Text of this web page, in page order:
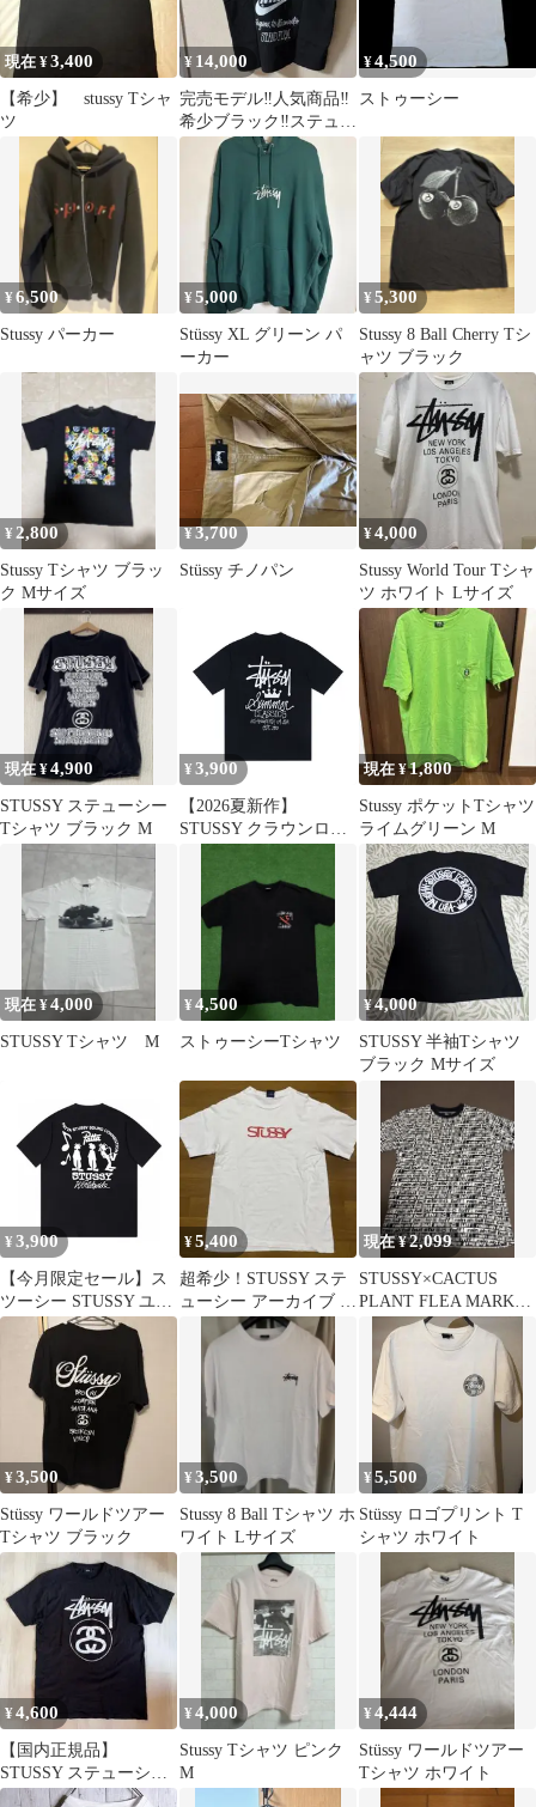
現在 ¥3,400
【希少】 stussy Tシャ
ツ
¥ 14,000
完売モデル‼️人気商品‼️
希少ブラック‼️ステュー
シーNIKEコラボTシャ
¥4,500
ストゥーシー
¥6,500
Stussy パーカー
¥5,000
Stüssy XL グリーン パ
ーカー
¥5,300
Stussy 8 Ball Cherry Tシ
ャツ ブラック
¥ 2,800
Stussy Tシャツ ブラッ
ク Mサイズ
¥3,700
Stüssy チノパン
¥4,000
Stussy World Tour Tシャ
ツ ホワイト Lサイズ
現在 ¥4,900
STUSSY ステューシー
Tシャツ ブラック M
¥ 3,900
【2026夏新作】
STUSSY クラウンロゴ
半袖 男女兼用 ストリー
トカジュアル コットン
現在 ¥1,800
Stussy ポケットTシャツ
ライムグリーン M
現在 ¥4,000
STUSSY Tシャツ M
¥4,500
ストゥーシーTシャツ
¥4,000
STUSSY 半袖Tシャツ
ブラック Mサイズ
¥ 3,900
【今月限定セール】ス
ツーシー STUSSY ユニ
セックス THE SOUND
シリーズ ロゴプリント
クルーネック半袖Tシ
ャツ
¥5,400
超希少！STUSSY ステ
ューシー アーカイブ T
現在 ¥2,099
STUSSY×CACTUS
PLANT FLEA MARKET
tシャツ
¥3,500
Stüssy ワールドツアー
Tシャツ ブラック
¥3,500
Stussy 8 Ball Tシャツ ホ
ワイト Lサイズ
¥5,500
Stüssy ロゴプリント T
シャツ ホワイト
¥4,600
【国内正規品】
STUSSY ステューシー
Tシャツ ストックリン
¥4,000
Stussy Tシャツ ピンク
M
¥4,444
Stüssy ワールドツアー
Tシャツ ホワイト